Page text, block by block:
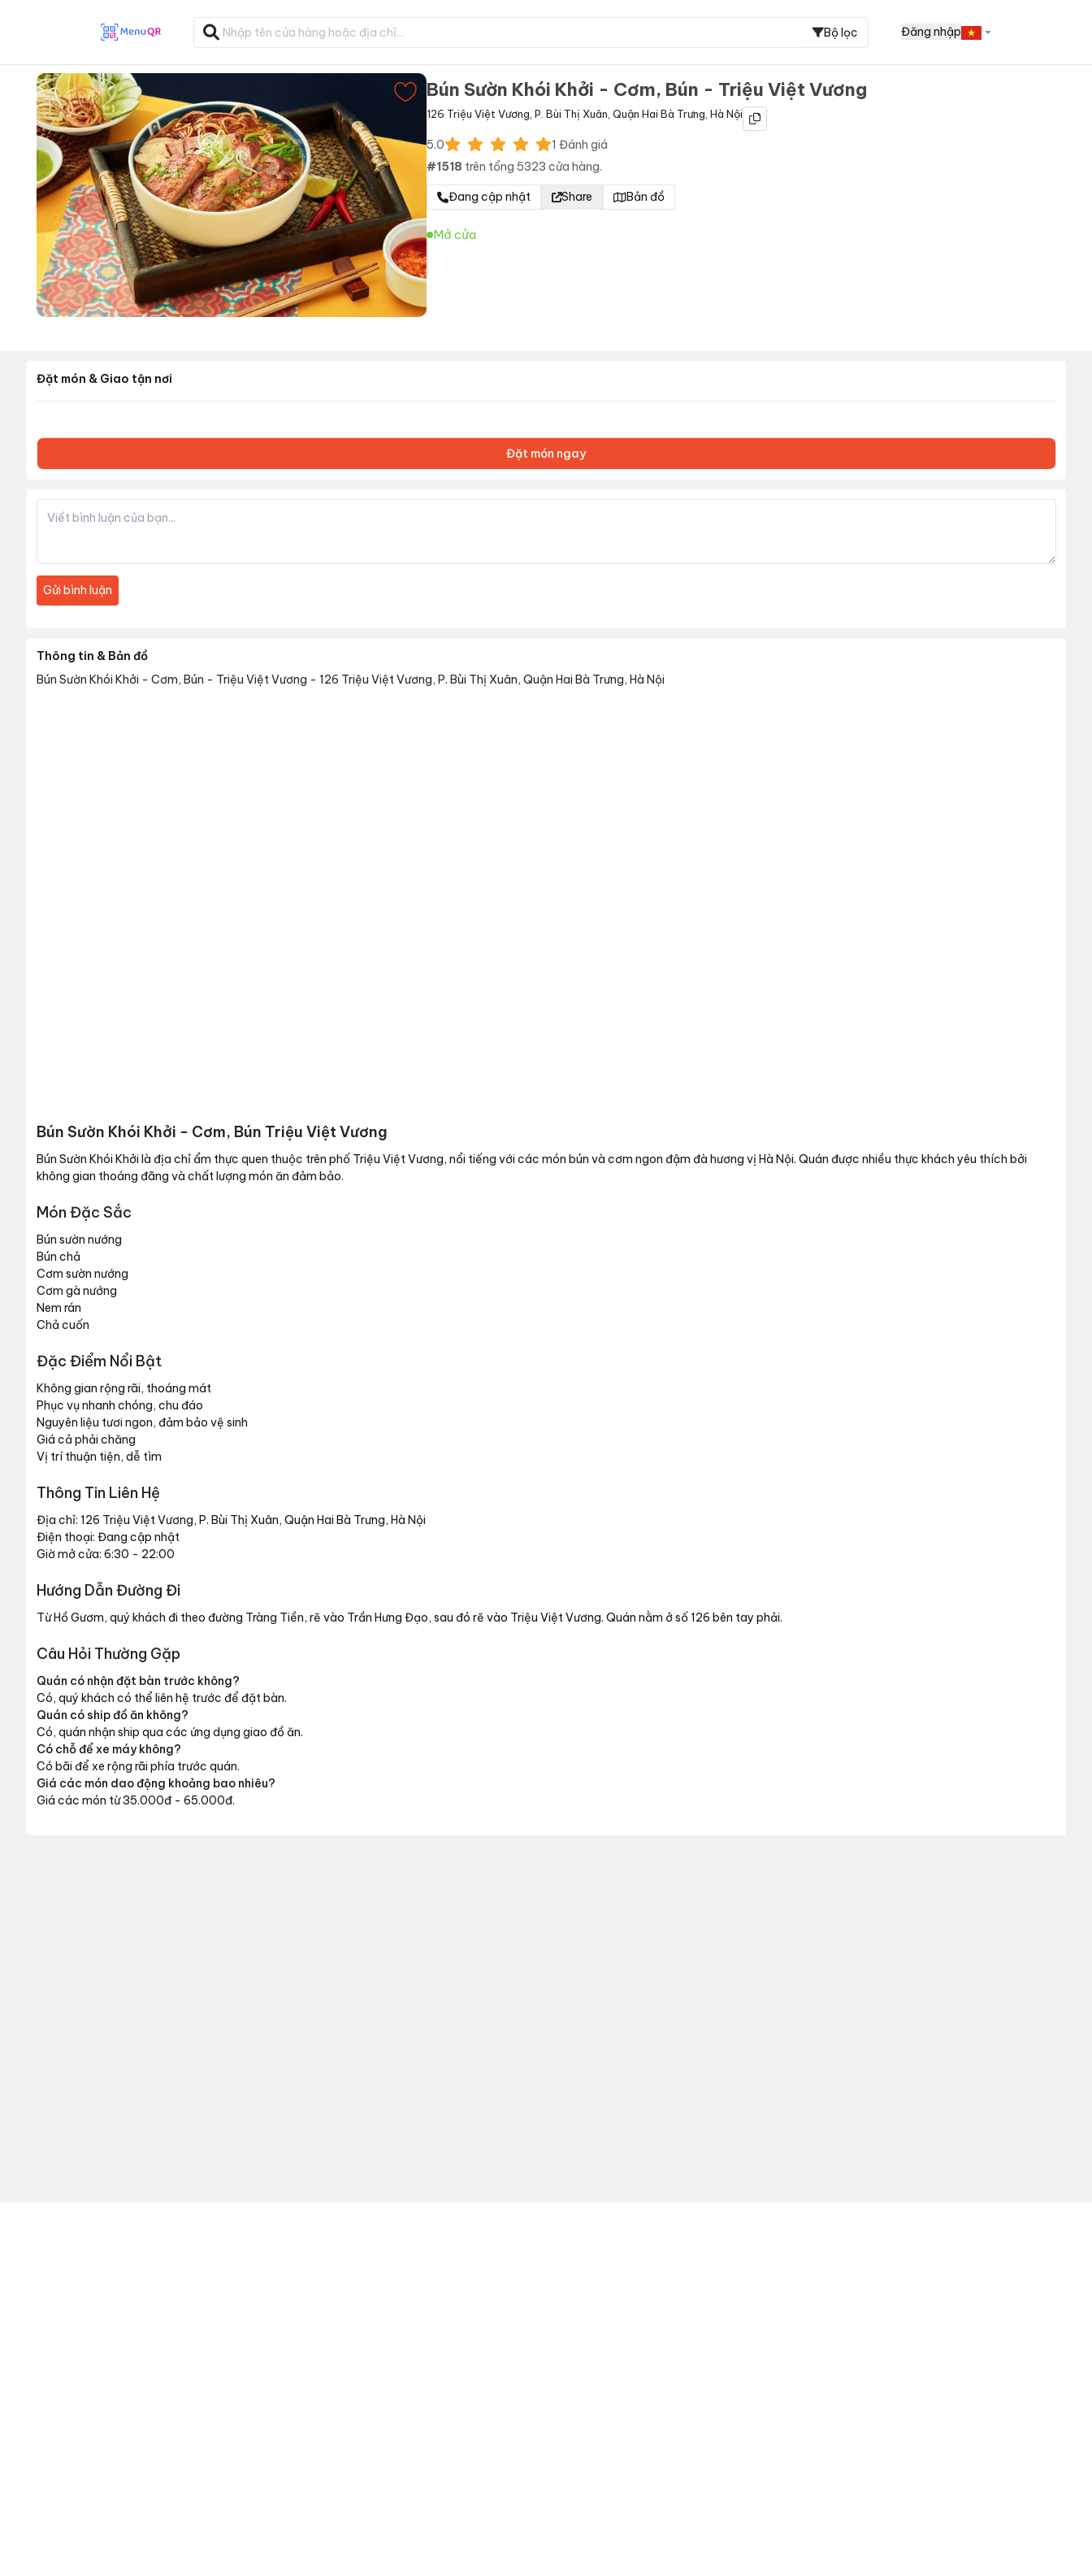
Bộ lọc Đăng nhập
Bún Sườn Khói Khởi - Cơm, Bún - Triệu Việt Vương
126 Triệu Việt Vương P. Bùi Thị Xuân Quận Hai Bà Trưng Hà Nội
5.0 1 Đánh giá
#1518 trên tổng 5323 cửa hàng.
Đang cập nhật Share Bản đồ
Mở cửa
Đặt món & Giao tận nơi
Đặt món ngay
Gửi bình luận
Thông tin & Bản đồ
Bún Sườn Khói Khởi - Cơm, Bún - Triệu Việt Vương - 126 Triệu Việt Vương, P. Bùi Thị Xuân, Quận Hai Bà Trưng, Hà Nội
Bún Sườn Khói Khởi - Cơm, Bún Triệu Việt Vương
Bún Sườn Khói Khởi là địa chỉ ẩm thực quen thuộc trên phố Triệu Việt Vương, nổi tiếng với các món bún và cơm ngon đậm đà hương vị Hà Nội. Quán được nhiều thực khách yêu thích bởi
không gian thoáng đãng và chất lượng món ăn đảm bảo.
Món Đặc Sắc
Bún sườn nướng
Bún chả
Cơm sườn nướng
Cơm gà nướng
Nem rán
Chả cuốn
Đặc Điểm Nổi Bật
Không gian rộng rãi, thoáng mát
Phục vụ nhanh chóng, chu đáo
Nguyên liệu tươi ngon, đảm bảo vệ sinh
Giá cả phải chăng
Vị trí thuận tiện, dễ tìm
Thông Tin Liên Hệ
Địa chỉ: 126 Triệu Việt Vương, P. Bùi Thị Xuân, Quận Hai Bà Trưng, Hà Nội
Điện thoại: Đang cập nhật
Giờ mở cửa: 6:30 - 22:00
Hướng Dẫn Đường Đi
Từ Hồ Gươm, quý khách đi theo đường Tràng Tiền, rẽ vào Trần Hưng Đạo, sau đó rẽ vào Triệu Việt Vương. Quán nằm ở số 126 bên tay phải.
Câu Hỏi Thường Gặp
Quán có nhận đặt bàn trước không?
Có, quý khách có thể liên hệ trước để đặt bàn.
Quán có ship đồ ăn không?
Có, quán nhận ship qua các ứng dụng giao đồ ăn.
Có chỗ để xe máy không?
Có bãi để xe rộng rãi phía trước quán.
Giá các món dao động khoảng bao nhiêu?
Giá các món từ 35.000đ - 65.000đ.